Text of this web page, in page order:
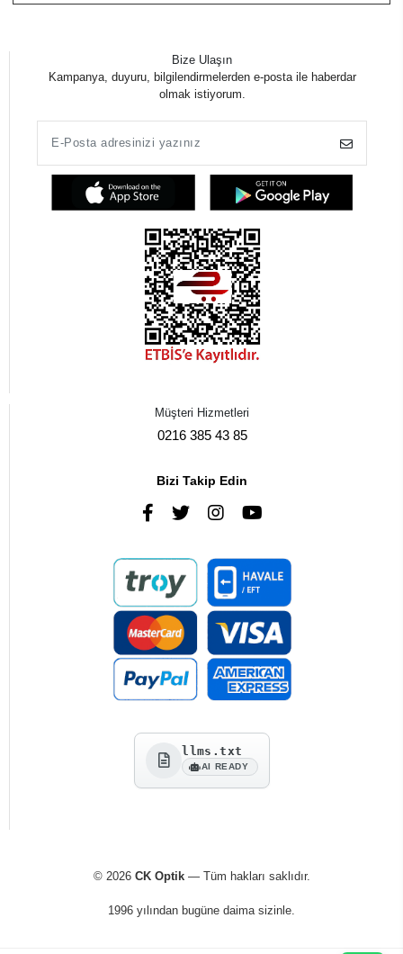
Bize Ulaşın
Kampanya, duyuru, bilgilendirmelerden e-posta ile haberdar
olmak istiyorum.
Müşteri Hizmetleri
0216 385 43 85
Bizi Takip Edin
llms.txt
AI READY
© 2026 CK Optik— Tüm hakları saklıdır.
1996 yılından bugüne daima sizinle.